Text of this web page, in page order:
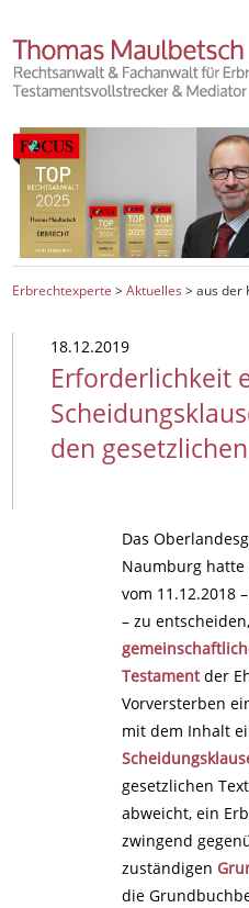
Erbrechtexperte >Aktuelles >aus der
18.12.2019
Erforderlichkeit
den
Das
Naumburg hatte
vom 11.12.2018
– zu
Testamentder
Vorversterben
mit dem Inhalt
gesetzlichen
abweicht, ein
zwingend
zuständigen
die